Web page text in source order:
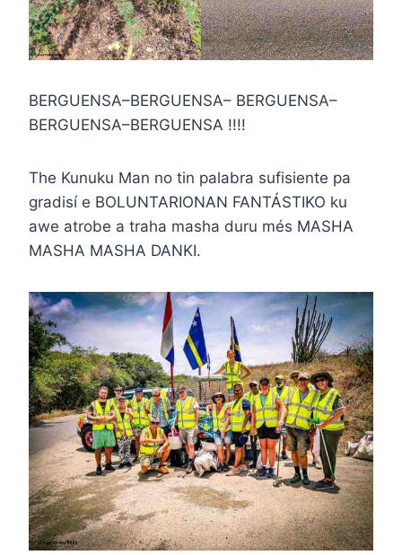
BERGUENSA–BERGUENSA– BERGUENSA–
BERGUENSA–BERGUENSA !!!!
The Kunuku Man no tin palabra sufisiente pa
gradisí e BOLUNTARIONAN FANTÁSTIKO ku
awe atrobe a traha masha duru més MASHA
MASHA MASHA DANKI.